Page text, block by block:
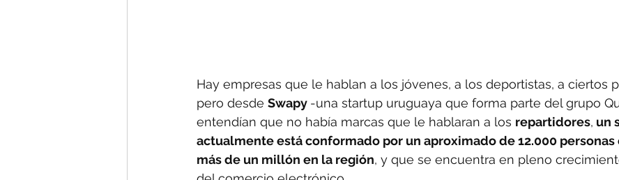
Hay empresas que le hablan a los jóvenes, a los deportistas, a ciertos
pero desde Swapy -una startup uruguaya que forma parte del grupo
entendían que no había marcas que le hablaran a los repartidores, un
actualmente está conformado por un aproximado de 12.000 personas
más de un millón en la región, y que se encuentra en pleno